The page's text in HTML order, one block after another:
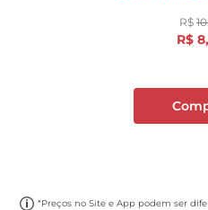
R$ 10
R$ 8,
*Preços no Site e App podem ser